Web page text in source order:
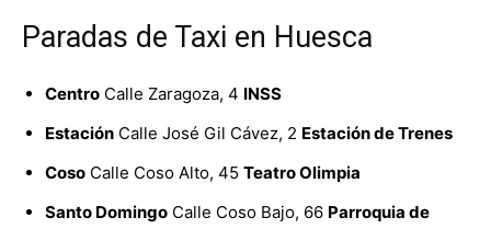
Paradas de Taxi en Huesca
Centro Calle Zaragoza, 4 INSS
Estación Calle José Gil Cávez, 2 Estación de Trenes
Coso Calle Coso Alto, 45 Teatro Olimpia
Santo Domingo Calle Coso Bajo, 66 Parroquia de